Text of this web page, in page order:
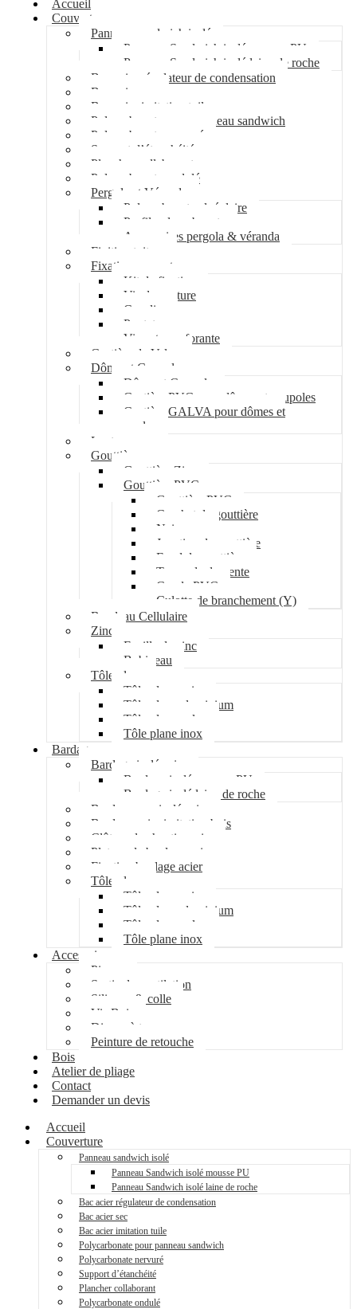
Accueil
Couverture
Panneau sandwich isolé
Panneau Sandwich isolé mousse PU
Panneau Sandwich isolé laine de roche
Bac acier régulateur de condensation
Bac acier sec
Bac acier imitation tuile
Polycarbonate pour panneau sandwich
Polycarbonate nervuré
Support d’étanchéité
Plancher collaborant
Polycarbonate ondulé
Pergola et Véranda
Polycarbonate alvéolaire
Profil polycarbonate
Accessoires pergola & véranda
Finition toiture
Fixation couverture
Kit de fixation
Vis de couture
Cavalier
Pontet
Vis auto-perforante
Costière de Velux
Dôme et Coupole
Dôme et Coupole
Costière PVC pour dômes et coupoles
Costière GALVA pour dômes et
coupoles
Lanterneau
Gouttière
Gouttière Zinc
Gouttière PVC
Gouttière PVC
Crochet de gouttière
Naissance
Jonction de gouttière
Fond de gouttière
Tuyau de descente
Coude PVC
Culotte de branchement (Y)
Bandeau Cellulaire
Zinc
Feuille de zinc
Bobineau
Tôle plane
Tôle plane acier
Tôle plane aluminium
Tôle plane galva
Tôle plane inox
Bardage
Bardage isolé acier
Bardage isolé mousse PU
Bardage isolé laine de roche
Bardage non isolé acier
Bardage acier imitation bois
Clôture de chantier acier
Plateau de bardage acier
Fixation bardage acier
Tôle plane
Tôle plane acier
Tôle plane aluminium
Tôle plane galva
Tôle plane inox
Accessoires
Pipeco
Sortie de ventilation
Silicone & colle
Vis Bois
Disque à tronçonner
Peinture de retouche
Bois
Atelier de pliage
Contact
Demander un devis
Accueil
Couverture
Panneau sandwich isolé
Panneau Sandwich isolé mousse PU
Panneau Sandwich isolé laine de roche
Bac acier régulateur de condensation
Bac acier sec
Bac acier imitation tuile
Polycarbonate pour panneau sandwich
Polycarbonate nervuré
Support d’étanchéité
Plancher collaborant
Polycarbonate ondulé